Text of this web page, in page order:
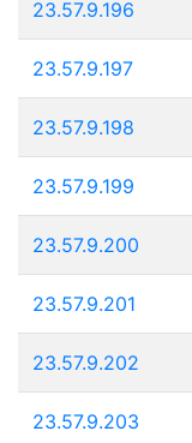
23.57.9.196
23.57.9.197
23.57.9.198
23.57.9.199
23.57.9.200
23.57.9.201
23.57.9.202
23.57.9.203